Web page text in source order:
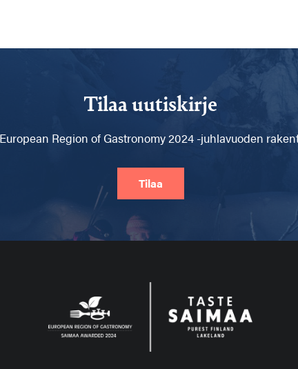
Tilaa uutiskirje
Region of Gastronomy 2024 -juhlavuoden
Tilaa